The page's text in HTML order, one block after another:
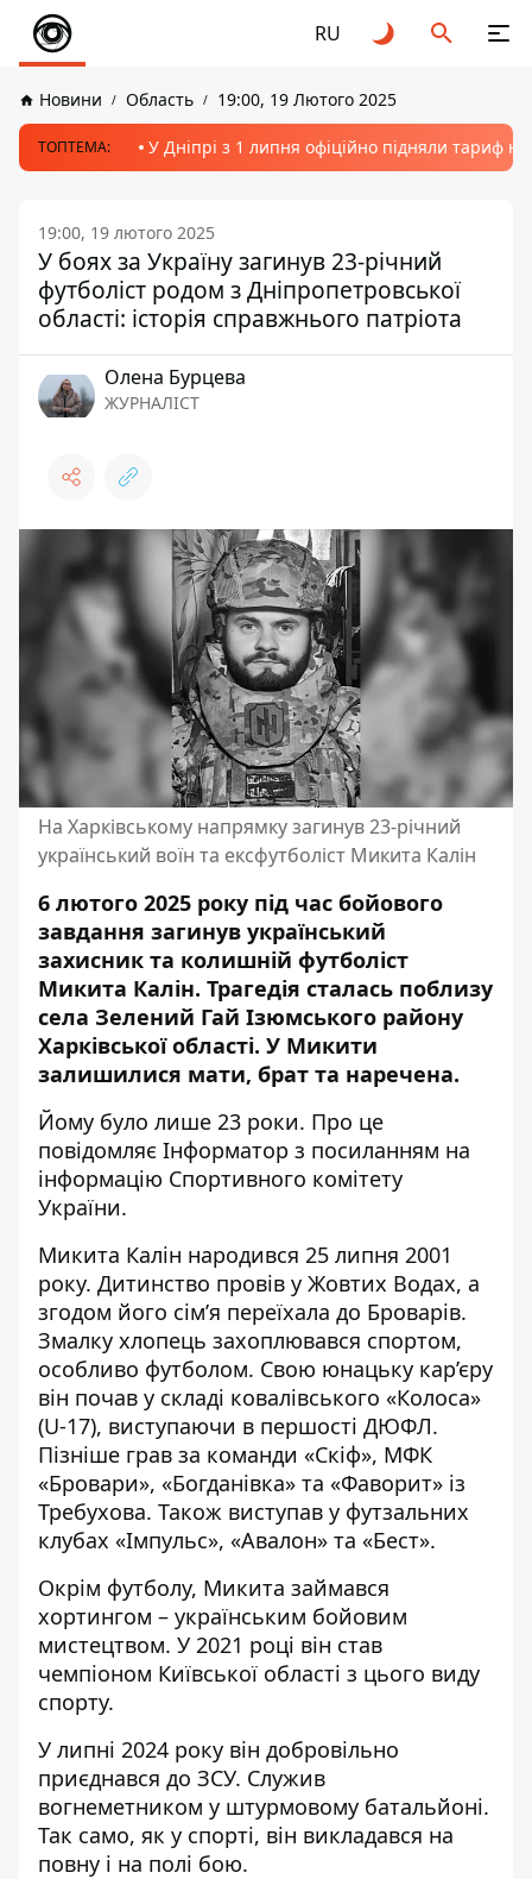
RU
Новини Область 19:00, 19 Лютого 2025
ТОПТЕМА: У Дніпрі з 1 липня офіційно підняли тариф
19:00, 19 лютого 2025
У боях за Україну загинув 23-річний
футболіст родом з Дніпропетровської
області: історія справжнього патріота
Олена Бурцева
ЖУРНАЛІСТ
На Харківському напрямку загинув 23-річний
український воїн та ексфутболіст Микита Калін
6 лютого 2025 року під час бойового
завдання загинув український
захисник та колишній футболіст
Микита Калін. Трагедія сталась поблизу
села Зелений Гай Ізюмського району
Харківської області. У Микити
залишилися мати, брат та наречена.
Йому було лише 23 роки. Про це
повідомляє Інформатор з посиланням на
інформацію Спортивного комітету
України.
Микита Калін народився 25 липня 2001
року. Дитинство провів у Жовтих Водах, а
згодом його сім’я переїхала до Броварів.
Змалку хлопець захоплювався спортом,
особливо футболом. Свою юнацьку кар’єру
він почав у складі ковалівського «Колоса»
(U-17), виступаючи в першості ДЮФЛ.
Пізніше грав за команди «Скіф», МФК
«Бровари», «Богданівка» та «Фаворит» із
Требухова. Також виступав у футзальних
клубах «Імпульс», «Авалон» та «Бест».
Окрім футболу, Микита займався
хортингом – українським бойовим
мистецтвом. У 2021 році він став
чемпіоном Київської області з цього виду
спорту.
У липні 2024 року він добровільно
приєднався до ЗСУ. Служив
вогнеметником у штурмовому батальйоні.
Так само, як у спорті, він викладався на
повну і на полі бою.